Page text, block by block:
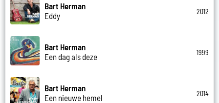
Bart Herman
Eddy
2012
Bart Herman
Een dag als deze
1999
Bart Herman
Een nieuwe hemel
2014